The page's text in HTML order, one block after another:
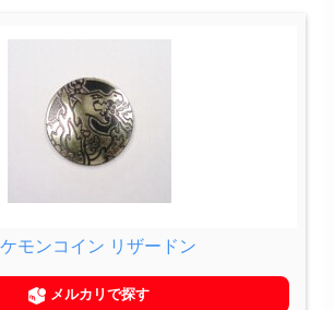
モンコイン リザードン
メルカリで探す